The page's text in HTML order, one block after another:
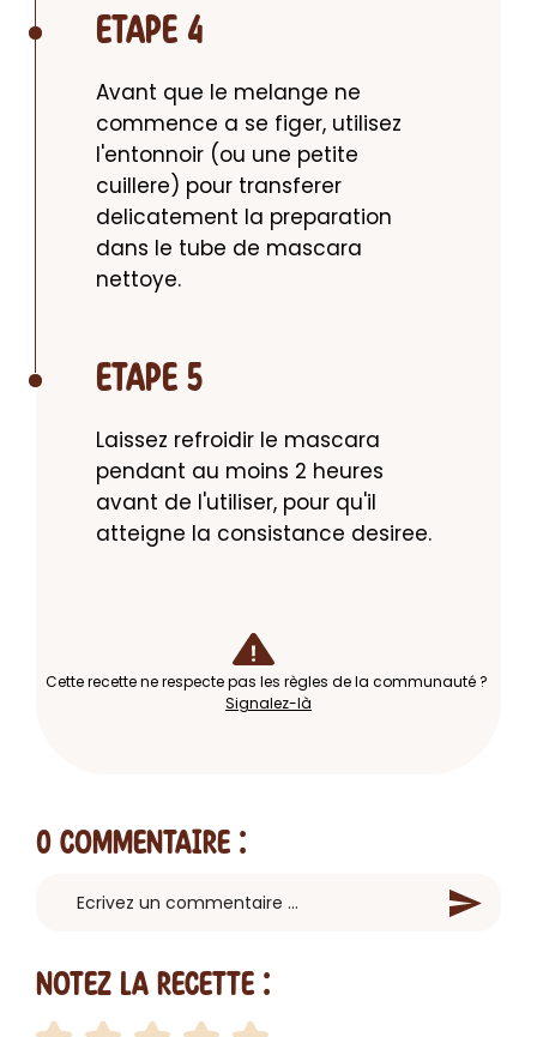
ETAPE 4
Avant que le melange ne
commence a se figer, utilisez
l'entonnoir (ou une petite
cuillere) pour transferer
delicatement la preparation
dans le tube de mascara
nettoye.
ETAPE 5
Laissez refroidir le mascara
pendant au moins 2 heures
avant de l'utiliser, pour qu'il
atteigne la consistance desiree.
Cette recette ne respecte pas les règles de la communauté ?
Signalez-là
0 Commentaire :
Notez la recette :